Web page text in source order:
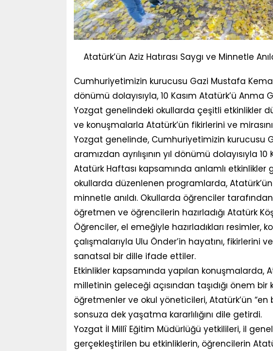
Atatürk’ün Aziz Hatırası Saygı ve Minnetle
Cumhuriyetimizin kurucusu Gazi Mustafa
dönümü dolayısıyla, 10 Kasım Atatürk’ü
Yozgat genelindeki okullarda çeşitli etkinlikler
ve konuşmalarla Atatürk’ün fikirlerini ve
Yozgat genelinde, Cumhuriyetimizin kurucusu
aramızdan ayrılışının yıl dönümü dolayısıyla
Atatürk Haftası kapsamında anlamlı
okullarda düzenlenen programlarda, Atatürk’ün
minnetle anıldı. Okullarda öğrenciler
öğretmen ve öğrencilerin hazırladığı Atatürk
Öğrenciler, el emeğiyle hazırladıkları resimler,
çalışmalarıyla Ulu Önder’in hayatını, fikirlerini
sanatsal bir dille ifade ettiler.
Etkinlikler kapsamında yapılan konuşmalarda,
milletinin geleceği açısından taşıdığı önem
öğretmenler ve okul yöneticileri, Atatürk’ün
sonsuza dek yaşatma kararlılığını dile getirdi.
Yozgat İl Millî Eğitim Müdürlüğü yetkilileri, il
gerçekleştirilen bu etkinliklerin, öğrencilerin